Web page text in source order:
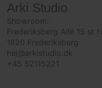
Arki Studio
Showroom:
Frederiksberg Allé 15 st
1820 Frederiksberg
hej@arkistudio.dk
+45 52115221